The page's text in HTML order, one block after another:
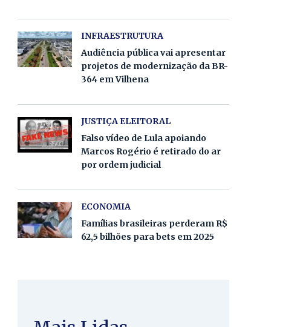
INFRAESTRUTURA
Audiência pública vai apresentar
projetos de modernização da BR-
364 em Vilhena
JUSTIÇA ELEITORAL
Falso vídeo de Lula apoiando
Marcos Rogério é retirado do ar
por ordem judicial
ECONOMIA
Famílias brasileiras perderam R$
62,5 bilhões para bets em 2025